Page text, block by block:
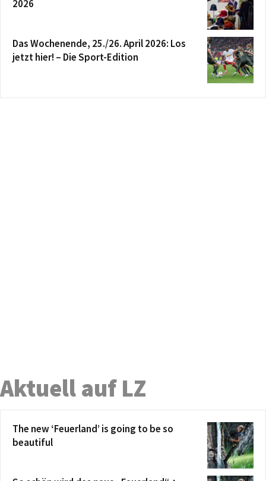
2026
Das Wochenende, 25./26. April 2026: Los
jetzt hier! – Die Sport-Edition
Aktuell auf LZ
The new ‘Feuerland’ is going to be so
beautiful